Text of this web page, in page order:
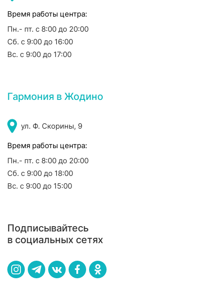
Время работы центра:
Пн.- пт. с 8:00 до 20:00
Сб. с 9:00 до 16:00
Вс. с 9:00 до 17:00
Гармония в Жодино
ул. Ф. Скорины, 9
Время работы центра:
Пн.- пт. с 8:00 до 20:00
Сб. с 9:00 до 18:00
Вс. с 9:00 до 15:00
Подписывайтесь
в социальных сетях